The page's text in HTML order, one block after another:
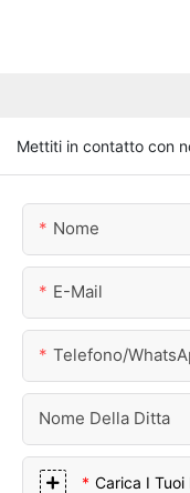
Mettiti in contatto con
Nome
E-Mail
Telefono/
Nome Della Ditta
Carica I Tuoi